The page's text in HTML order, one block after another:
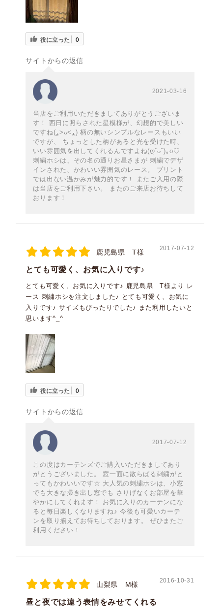
役に立った 0
サイトからの返信
2021-03-16
当店をご利用いただきましてありがとうございま
す！ 西日に照らされた星模様が、幻想的で美しい
ですね(⁎˃ᴗ˂⁎) 柄の無いシンプルなレースもいい
ですが、 ちょっとした柄があると光を受けた時、
いい雰囲気を出してくれるんですよね(ღˇᴗˇ)｡o♡
刺繍ホシは、その名の通りお星さまが 刺繍でデザ
インされた、かわいい雰囲気のレース。 プリント
では出ない温かみが魅力的です！ またご入用の際
は当店をご利用下さい。 またのご来店お待ちして
おります！
鹿児島県 T様 2017-07-12
とても可愛く、お気に入りです♪
とても可愛く、お気に入りです♪ 鹿児島県 T様より レ
ース 刺繍ホシを注文しました♪ とても可愛く、お気に
入りです♪ サイズもぴったりでした♪ また利用したいと
思います^_^
役に立った 0
サイトからの返信
2017-07-12
この度はカーテンズでご購入いただきましてあり
がとうございました。 窓一面に散らばる刺繍がと
ってもかわいいです☆ 大人気の刺繍ホシは、小窓
でも大きな掃き出し窓でも さりげなくお部屋を華
やかにしてくれます！ お気に入りのカーテンにな
ると毎日楽しくなりますね♪ 今後も可愛いカーテ
ンを取り揃えてお待ちしております。 ぜひまたご
利用ください！
山梨県 M様 2016-10-31
昼と夜では違う表情をみせてくれる